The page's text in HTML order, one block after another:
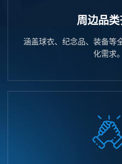
周边品
涵盖球衣、纪念品、装备等
化需求。